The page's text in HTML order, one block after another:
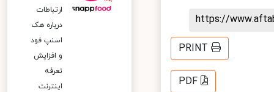
https://
PRINT
PDF
ارتباطات
درباره هک
اسنپ‌ فود
و افزایش
تعرفه
اینترنت